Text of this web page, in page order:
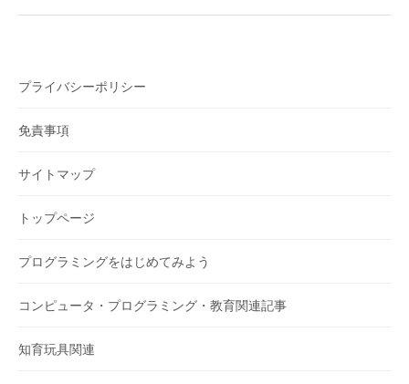
プライバシーポリシー
免責事項
サイトマップ
トップページ
プログラミングをはじめてみよう
コンピュータ・プログラミング・教育関連記事
知育玩具関連